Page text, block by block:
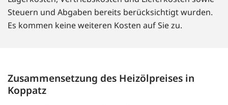
Steuern und Abgaben bereits berücksichtigt wurden.
Es kommen keine weiteren Kosten auf Sie zu.
Zusammensetzung des Heizölpreises in
Koppatz